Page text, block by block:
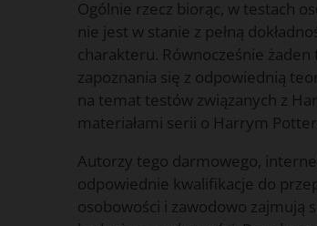
Ogólnie rzecz biorąc, w testach
nie jest w stanie z pełną
charakteru. Równocześnie
zapoznania się z odpowiednią
na temat testów związanych z
materiałami serii o Harrym
Autorzy tego darmowego,
odpowiednie kwalifikacje do
osobowości i zawodowo zajmują